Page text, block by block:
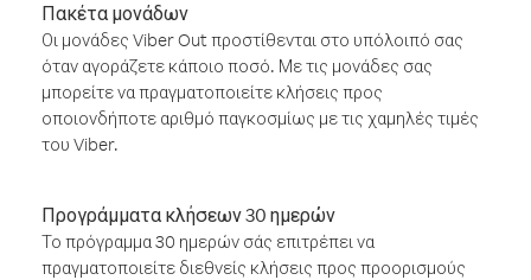
Πακέτα μονάδων
Οι μονάδες Viber Out προστίθενται στο υπόλοιπό σας
όταν αγοράζετε κάποιο ποσό. Με τις μονάδες σας
μπορείτε να πραγματοποιείτε κλήσεις προς
οποιονδήποτε αριθμό παγκοσμίως με τις χαμηλές τιμές
του Viber.
Προγράμματα κλήσεων 30 ημερών
Το πρόγραμμα 30 ημερών σάς επιτρέπει να
πραγματοποιείτε διεθνείς κλήσεις προς προορισμούς